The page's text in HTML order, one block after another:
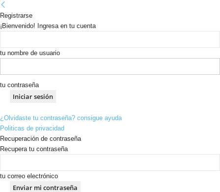
Registrarse
¡Bienvenido! Ingresa en tu cuenta
tu nombre de usuario
tu contraseña
¿Olvidaste tu contraseña? consigue ayuda
Politicas de privacidad
Recuperación de contraseña
Recupera tu contraseña
tu correo electrónico